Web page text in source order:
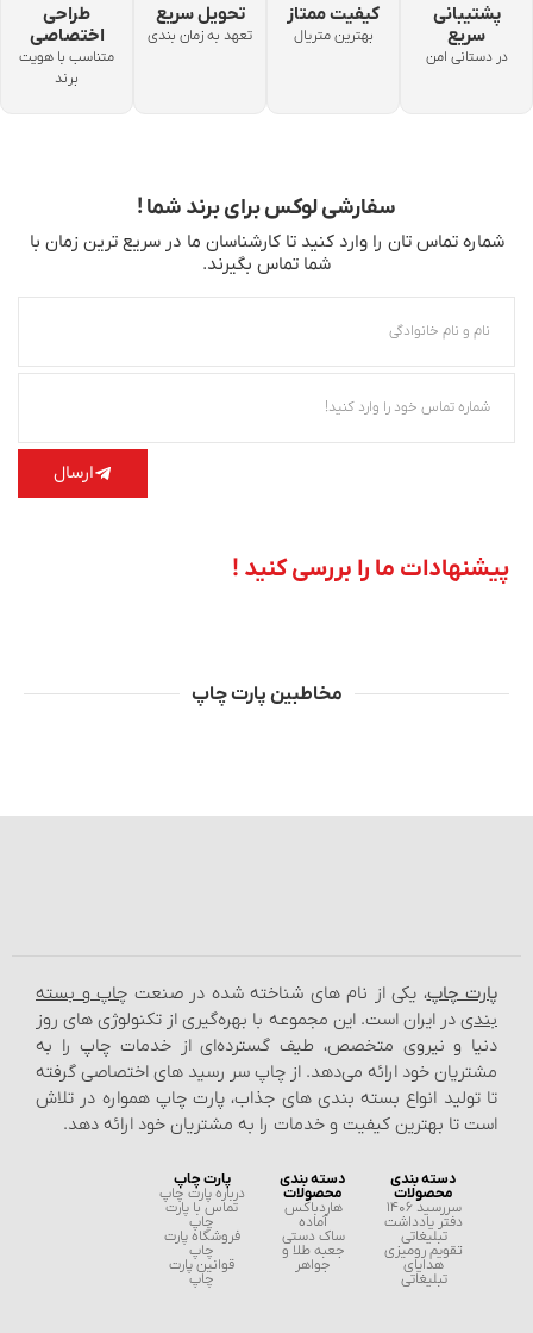
پشتیبانی
سریع
در دستانی امن
کیفیت ممتاز
بهترین متریال
تحویل سریع
تعهد به زمان بندی
طراحی
اختصاصی
متناسب با هویت
برند
سفارشی لوکس برای برند شما !
شماره تماس‌ تان را وارد کنید تا کارشناسان ما در سریع‌ ترین زمان با
شما تماس بگیرند.
ارسال
پیشنهادات ما را بررسی کنید !
مخاطبین پارت چاپ
پارت چاپ، یکی از نام‌ های شناخته شده در صنعت چاپ و بسته‌
بندی در ایران است. این مجموعه با بهره‌گیری از تکنولوژی‌ های روز
دنیا و نیروی متخصص، طیف گسترده‌ای از خدمات چاپ را به
مشتریان خود ارائه می‌دهد. از چاپ سر رسید های اختصاصی گرفته
تا تولید انواع بسته‌ بندی‌ های جذاب، پارت چاپ همواره در تلاش
است تا بهترین کیفیت و خدمات را به مشتریان خود ارائه دهد.
دسته بندی
محصولات
سررسید 1406
دفتر یادداشت
تبلیغاتی
تقویم رومیزی
هدایای
تبلیغاتی
دسته بندی
محصولات
هاردباکس
آماده
ساک دستی
جعبه طلا و
جواهر
پارت چاپ
درباره پارت چاپ
تماس با پارت
چاپ
فروشگاه پارت
چاپ
قوانین پارت
چاپ